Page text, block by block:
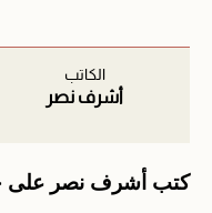
الكاتب
أشرف نصر
كتب أشرف نصر على